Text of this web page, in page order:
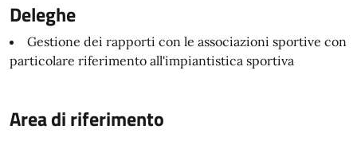
Deleghe
Deleghe
Gestione dei rapporti con le associazioni sportive con
particolare riferimento all'impiantistica sportiva
Area di riferimento